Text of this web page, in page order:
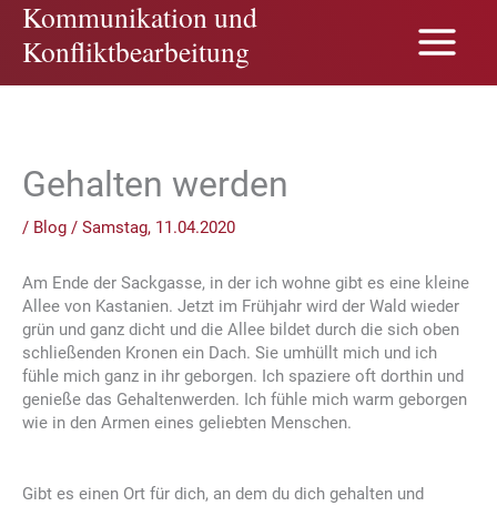
Zum
Inhalt
springen
Kommunikation und
Konfliktbearbeitung
Gehalten werden
/ Blog / Samstag, 11.04.2020
Am Ende der Sackgasse, in der ich wohne gibt es eine kleine
Allee von Kastanien. Jetzt im Frühjahr wird der Wald wieder
grün und ganz dicht und die Allee bildet durch die sich oben
schließenden Kronen ein Dach. Sie umhüllt mich und ich
fühle mich ganz in ihr geborgen. Ich spaziere oft dorthin und
genieße das Gehaltenwerden. Ich fühle mich warm geborgen
wie in den Armen eines geliebten Menschen.
Gibt es einen Ort für dich, an dem du dich gehalten und